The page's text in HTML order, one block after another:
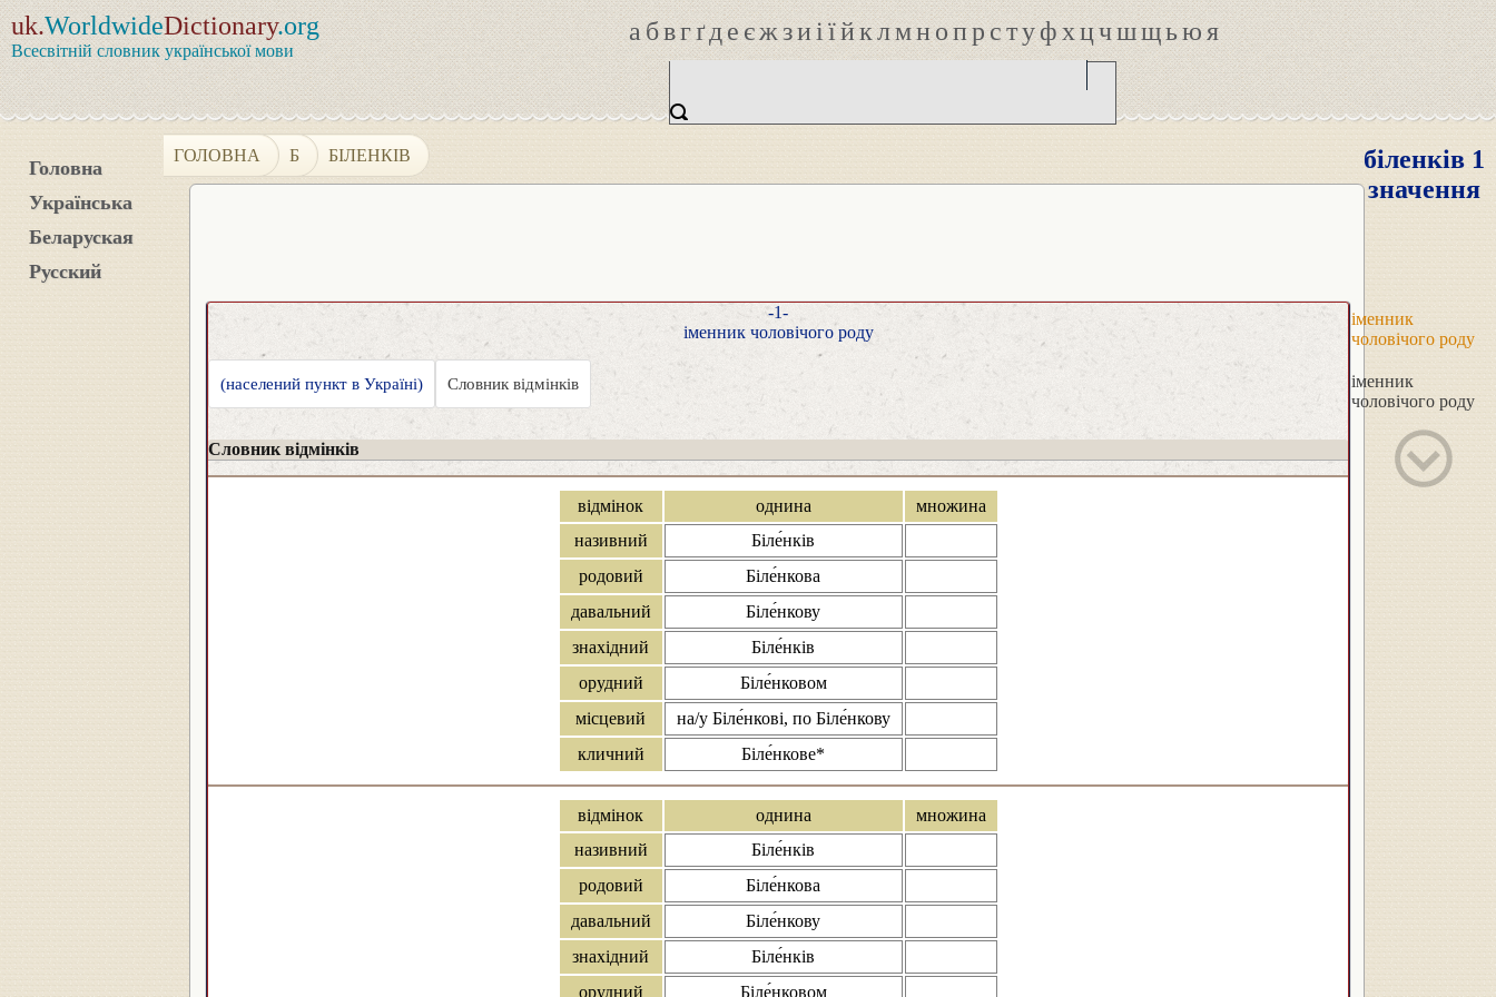
uk.WorldwideDictionary.org
Всесвітній словник української мови
абвгґдеєжзиіїйклмнопрстуфхцчшщьюя
Головна
Українська
Беларуская
Русский
ГОЛОВНА Б БІЛЕНКІВ
біленків 1
значення
іменник
чоловічого роду
іменник
чоловічого роду
-1-
іменник чоловічого роду
(населений пункт в Україні) Словник відмінків
Словник відмінків
відмінок однина
множина
називний
Біле́нків
родовий
Біле́нкова
давальний
Біле́нкову
знахідний
Біле́нків
орудний
Біле́нковом
місцевий
на/у Біле́нкові, по Біле́нкову
кличний
Біле́нкове*
відмінок однина
множина
називний
Біле́нків
родовий
Біле́нкова
давальний
Біле́нкову
знахідний
Біле́нків
орудний
Біле́нковом